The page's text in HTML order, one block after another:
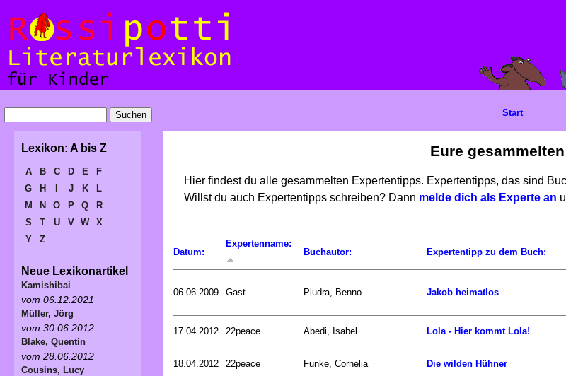
Eure
Hier findest du alle gesammelten Expertentipps. Expertentipps, das sind
Willst du auch Expertentipps schreiben? Dann melde dich als Experte an
Datum:
Expertenname:
Buchautor:
Expertentipp zu dem Buch:
06.06.2009 Gast Pludra, Benno Jakob heimatlos
17.04.2012 22peace Abedi, Isabel Lola - Hier kommt Lola!
18.04.2012 22peace Funke, Cornelia Die wilden Hühner
Start
Lexikon: A bis Z
A B C D E
F
G
H J K
L
M
N O P Q
R
S
T U V W
X
Y
Z
Neue Lexikonartikel
Kamishibai
vom 06.12.2021
Müller, Jörg
vom 30.06.2012
Blake, Quentin
vom 28.06.2012
Cousins, Lucy